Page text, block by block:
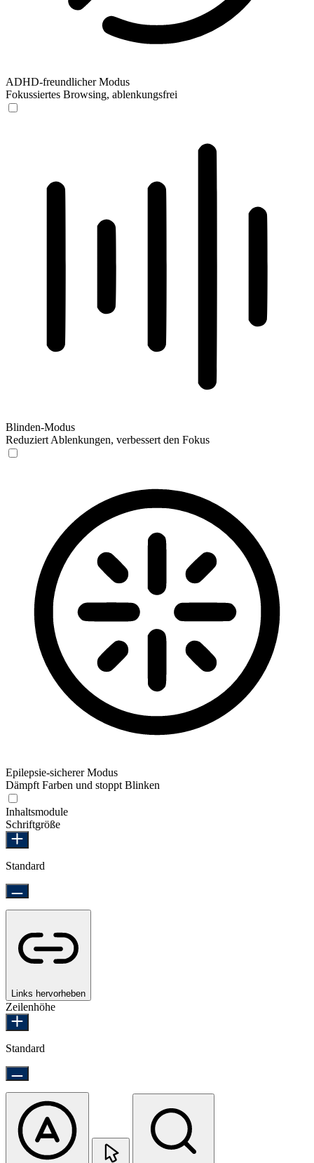
ADHD-freundlicher Modus
Fokussiertes Browsing, ablenkungsfrei
Blinden-Modus
Reduziert Ablenkungen, verbessert den Fokus
Epilepsie-sicherer Modus
Dämpft Farben und stoppt Blinken
Inhaltsmodule
Schriftgröße
Standard
Links hervorheben
Zeilenhöhe
Standard